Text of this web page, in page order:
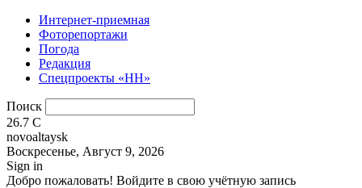
Интернет-приемная
Фоторепортажи
Погода
Редакция
Спецпроекты «НН»
Поиск
26.7 C
novoaltaysk
Воскресенье, Август 9, 2026
Sign in
Добро пожаловать! Войдите в свою учётную запись